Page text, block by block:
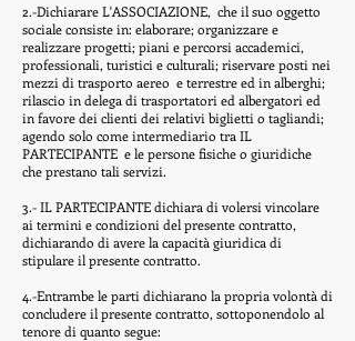
2.-Dichiarare L'ASSOCIAZIONE, che il suo oggetto
sociale consiste in: elaborare; organizzare e
realizzare progetti; piani e percorsi accademici,
professionali, turistici e culturali; riservare posti nei
mezzi di trasporto aereo e terrestre ed in alberghi;
rilascio in delega di trasportatori ed albergatori ed
in favore dei clienti dei relativi biglietti o tagliandi;
agendo solo come intermediario tra IL
PARTECIPANTE e le persone fisiche o giuridiche
che prestano tali servizi.
3.- IL PARTECIPANTE dichiara di volersi vincolare
ai termini e condizioni del presente contratto,
dichiarando di avere la capacità giuridica di
stipulare il presente contratto.
4.-Entrambe le parti dichiarano la propria volontà di
concludere il presente contratto, sottoponendolo al
tenore di quanto segue: